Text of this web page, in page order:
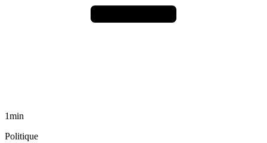
1min
Politique